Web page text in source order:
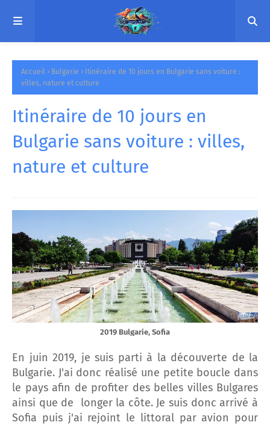
Accueil Bulgarie
Itinéraire de 10 jours en Bulgarie sans voiture :
villes, nature et culture
Itinéraire de 10 jours en
Bulgarie sans voiture : villes,
nature et culture
2019 Bulgarie, Sofia
En juin 2019, je suis parti à la découverte de la
Bulgarie. J'ai donc réalisé une petite boucle dans
le pays afin de profiter des belles villes Bulgares
ainsi que de longer la côte. Je suis donc arrivé à
Sofia puis j'ai rejoint le littoral par avion pour